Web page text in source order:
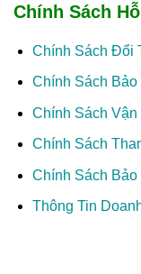
Chính Sách
Chính Sách Đổi
Chính Sách Bảo
Chính Sách Vận
Chính Sách
Chính Sách Bảo
Thông Tin